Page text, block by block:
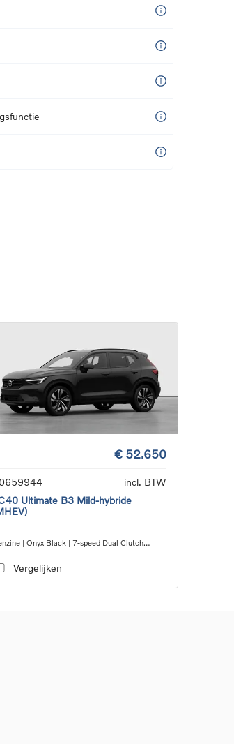
€ 52.650
incl. BTW
Ultimate B3 Mild-hybride
| Onyx Black | 7-speed Dual Clutch
Vergelijken